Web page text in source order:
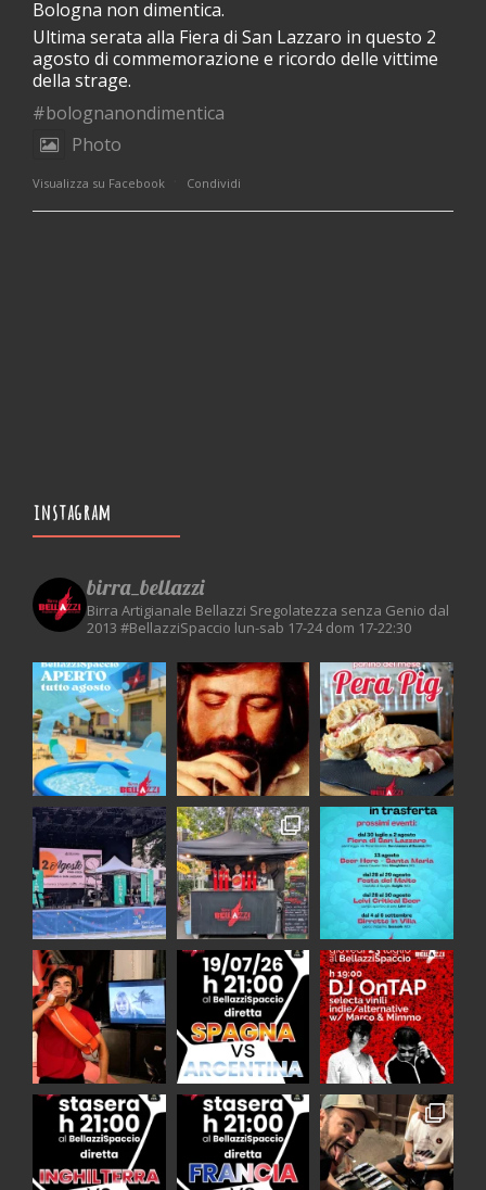
Bologna non dimentica.
Ultima serata alla Fiera di San Lazzaro in questo 2
agosto di commemorazione e ricordo delle vittime
della strage.
#bolognanondimentica
Photo
Visualizza su Facebook Condividi
instagram
birra_bellazzi
Birra Artigianale Bellazzi Sregolatezza senza Genio dal
2013 #BellazziSpaccio lun-sab 17-24 dom 17-22:30